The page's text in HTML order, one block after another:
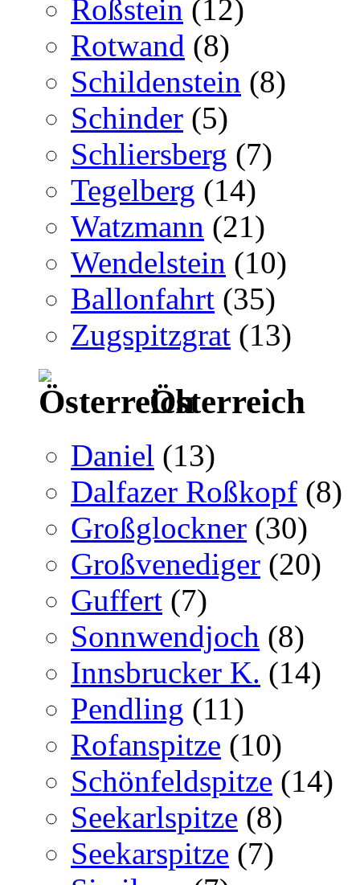
Roßstein (12)
Rotwand (8)
Schildenstein (8)
Schinder (5)
Schliersberg (7)
Tegelberg (14)
Watzmann (21)
Wendelstein (10)
Ballonfahrt (35)
Zugspitzgrat (13)
Österreich
Daniel (13)
Dalfazer Roßkopf (8)
Großglockner (30)
Großvenediger (20)
Guffert (7)
Sonnwendjoch (8)
Innsbrucker K. (14)
Pendling (11)
Rofanspitze (10)
Schönfeldspitze (14)
Seekarlspitze (8)
Seekarspitze (7)